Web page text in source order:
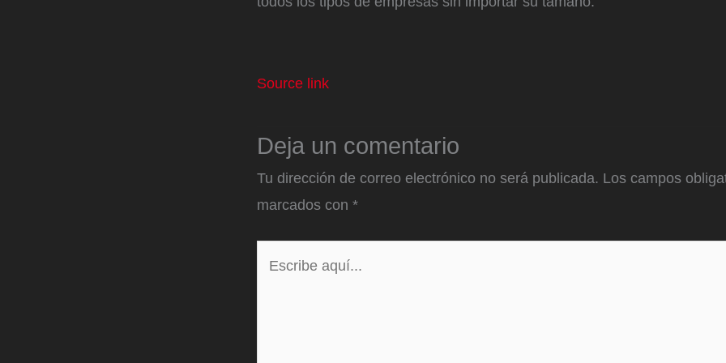
Source link
Deja un comentario
Tu dirección de correo electrónico no será publicada. Los campos
marcados con *